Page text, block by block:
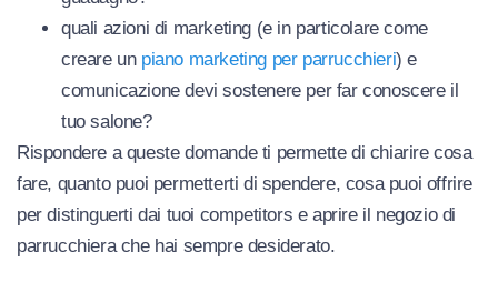
quali azioni di marketing (e in particolare come
creare un piano marketing per parrucchieri) e
comunicazione devi sostenere per far conoscere il
tuo salone?
Rispondere a queste domande ti permette di chiarire cosa
fare, quanto puoi permetterti di spendere, cosa puoi offrire
per distinguerti dai tuoi competitors e aprire il negozio di
parrucchiera che hai sempre desiderato.